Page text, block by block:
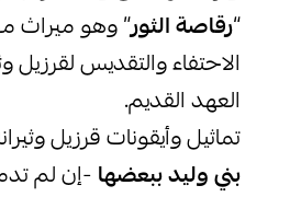
“رقاصة الثور” وهو
الاحتفاء والتقديس لقرزيل
العهد القديم.
تماثيل وأيقونات قرزيل
بني وليد ببعضها -إن لم